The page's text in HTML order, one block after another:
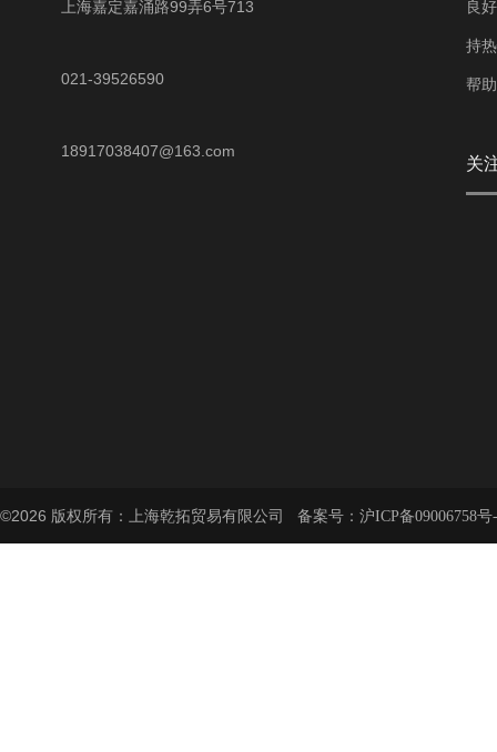
上海嘉定嘉涌路99弄6号713
021-39526590
18917038407@163.com
良
持
帮
关
©2026 版权所有：上海乾拓贸易有限公司 备案号： 沪ICP备09006758号